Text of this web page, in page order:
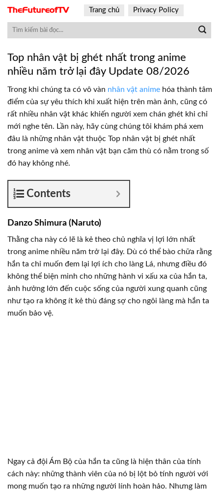
Skip
content
Trang chủ Privacy Policy
Top nhân vật bị ghét nhất trong anime
nhiều năm trở lại đây Update 08/2026
Trong khi chúng ta có vô vàn nhân vật anime hóa thành tâm
điểm của sự yêu thích khi xuất hiện trên màn ảnh, cũng có
rất nhiều nhân vật khác khiến người xem chán ghét khi chỉ
mới nghe tên. Lần này, hãy cùng chúng tôi khám phá xem
đâu là những nhân vật thuộc Top nhân vật bị ghét nhất
trong anime và xem nhân vật bạn căm thù có nằm trong số
đó hay không nhé.
Contents
Danzo Shimura (Naruto)
Thằng cha này có lẽ là kẻ theo chủ nghĩa vị lợi lớn nhất
trong anime nhiều năm trở lại đây. Dù có thể bào chữa rằng
hắn ta chỉ muốn đem lại lợi ích cho làng Lá, nhưng điều đó
không thể biện minh cho những hành vi xấu xa của hắn ta,
ảnh hưởng lớn đến cuộc sống của người xung quanh cũng
như tạo ra không ít kẻ thù đáng sợ cho ngôi làng mà hắn ta
muốn bảo vệ.
Ngay cả đội Ám Bộ của hắn ta cũng là hiện thân của tính
cách này: những thành viên của nó bị lột bỏ tính người với
mong muốn tạo ra những người lính hoàn hảo. Nhưng làm